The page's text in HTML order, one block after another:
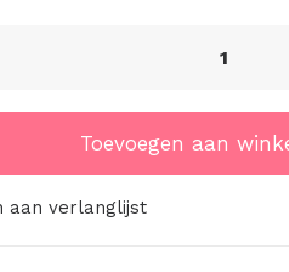
Toevoegen aan
aan verlanglijst